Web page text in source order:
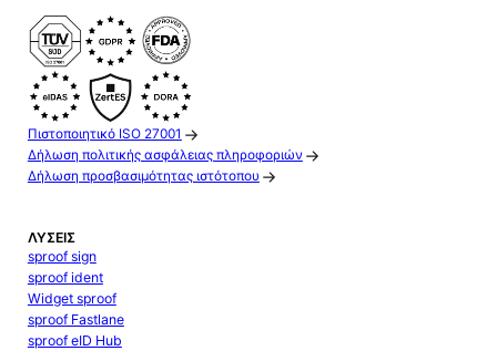
Πιστοποιητικό ISO 27001
Δήλωση πολιτικής ασφάλειας πληροφοριών
Δήλωση προσβασιμότητας ιστότοπου
ΛΎΣΕΙΣ
sproof sign
sproof ident
Widget sproof
sproof Fastlane
sproof eID Hub